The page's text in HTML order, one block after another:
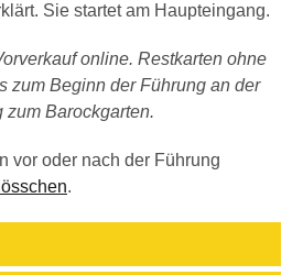
Sie startet am Haupteingang.
online. Restkarten ohne
zum Beginn der Führung an der
Barockgarten.
vor oder nach der Führung
.